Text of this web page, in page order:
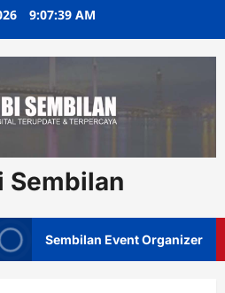
9:07:40 AM
Sembilan
Sembilan Event Organizer